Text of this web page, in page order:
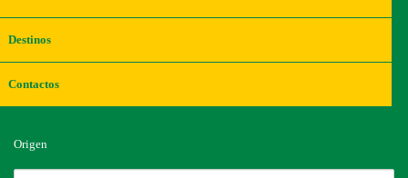
Destinos
Contactos
Origen